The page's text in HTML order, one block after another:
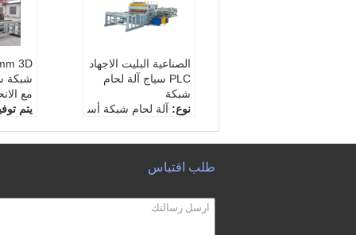
شبكة
مع
يتم
ملم
سرعة
مرة /
الصناعية البليت الاجهاد
PLC سياج آلة لحام
شبكة
نوع: آلة لحام شبكة أس
نطاق قطر السلك:
مش هايت:≤1300 مم
طلب اقتباس